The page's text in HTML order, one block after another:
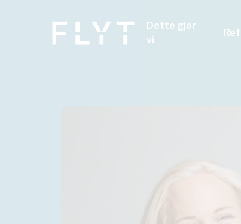
Dette gjør
vi